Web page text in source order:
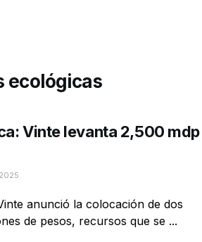
ecológicas
Vinte levanta 2,500 mdp
anunció la colocación de dos
de pesos, recursos que se ...